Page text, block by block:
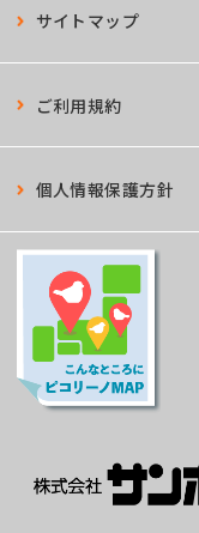
サイトマップ
ご利用規約
個人情報保護方針